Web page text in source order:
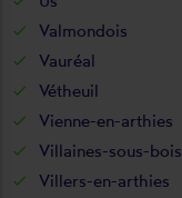
Valmondois
Vauréal
Vétheuil
Vienne-en-arthies
Villaines-sous-bois
Villers-en-arthies